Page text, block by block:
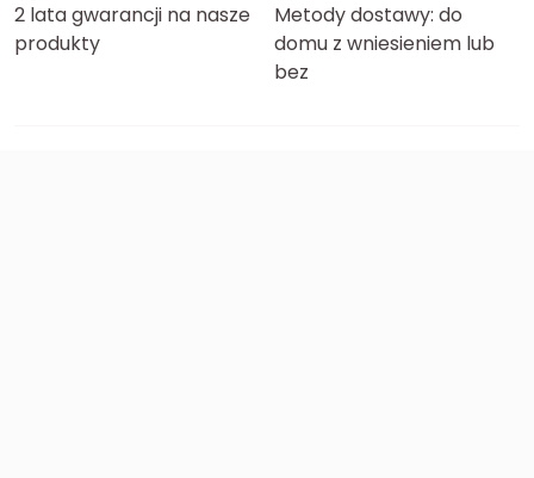
2 lata gwarancji na nasze
produkty
Metody dostawy: do
domu z wniesieniem lub
bez